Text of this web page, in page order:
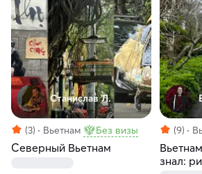
Станислав Л.
(3) Вьетнам Без визы
Северный Вьетнам
(9)
знал: